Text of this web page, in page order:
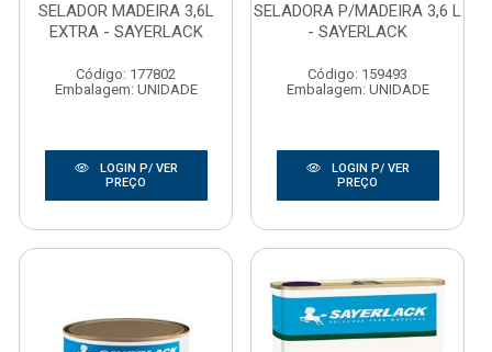
SELADOR MADEIRA 3,6L
EXTRA - SAYERLACK
Código: 177802
Embalagem: UNIDADE
LOGIN P/ VER
PREÇO
SELADORA P/MADEIRA 3,6 L
- SAYERLACK
Código: 159493
Embalagem: UNIDADE
LOGIN P/ VER
PREÇO